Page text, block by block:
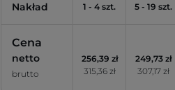
Nakład 1 - 4 szt. 5 - 19 szt.
Cena
netto
brutto
256,39 zł
315,36 zł
249,73 zł
307,17 zł